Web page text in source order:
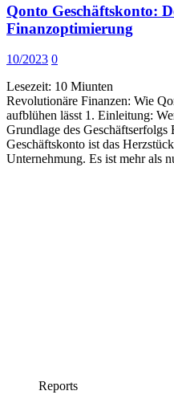
Qonto Geschäftskonto:
Finanzoptimierung
10/2023 0
Lesezeit: 10 Miunten
Revolutionäre Finanzen: Wie
aufblühen lässt 1. Einleitung:
Grundlage des Geschäftserfolgs
Geschäftskonto ist das
Unternehmung. Es ist mehr als
Reports